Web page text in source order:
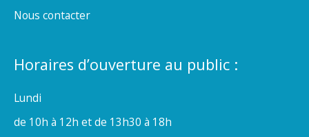
Nous contacter
Horaires d’ouverture au public :
Lundi
de 10h à 12h et de 13h30 à 18h